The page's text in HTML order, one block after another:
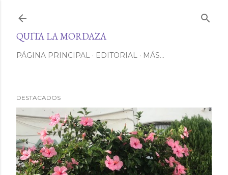
QUITA LA MORDAZA
PÁGINA PRINCIPAL EDITORIAL MÁS…
DESTACADOS